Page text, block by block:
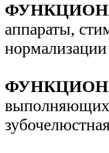
аппараты,